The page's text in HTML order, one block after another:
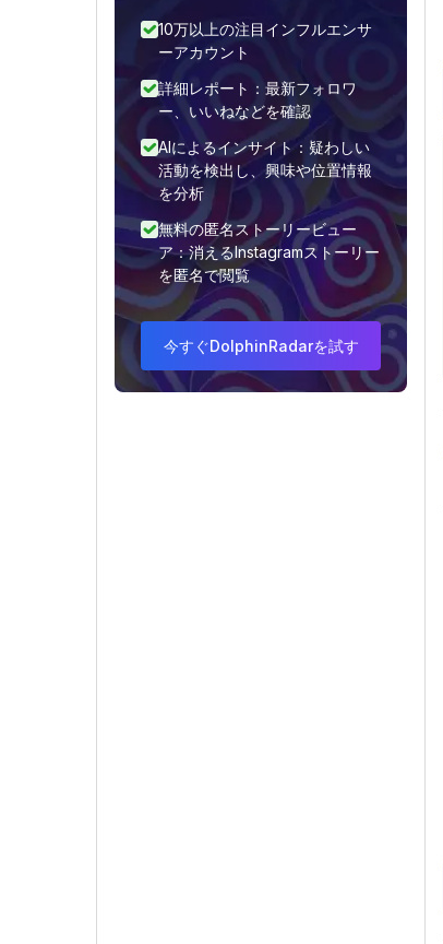
10万以上の注目インフルエンサ
ーアカウント
詳細レポート：最新フォロワ
ー、いいねなどを確認
AIによるインサイト：疑わしい
活動を検出し、興味や位置情報
を分析
無料の匿名ストーリービュー
ア：消えるInstagramストーリー
を匿名で閲覧
今すぐDolphinRadarを試す